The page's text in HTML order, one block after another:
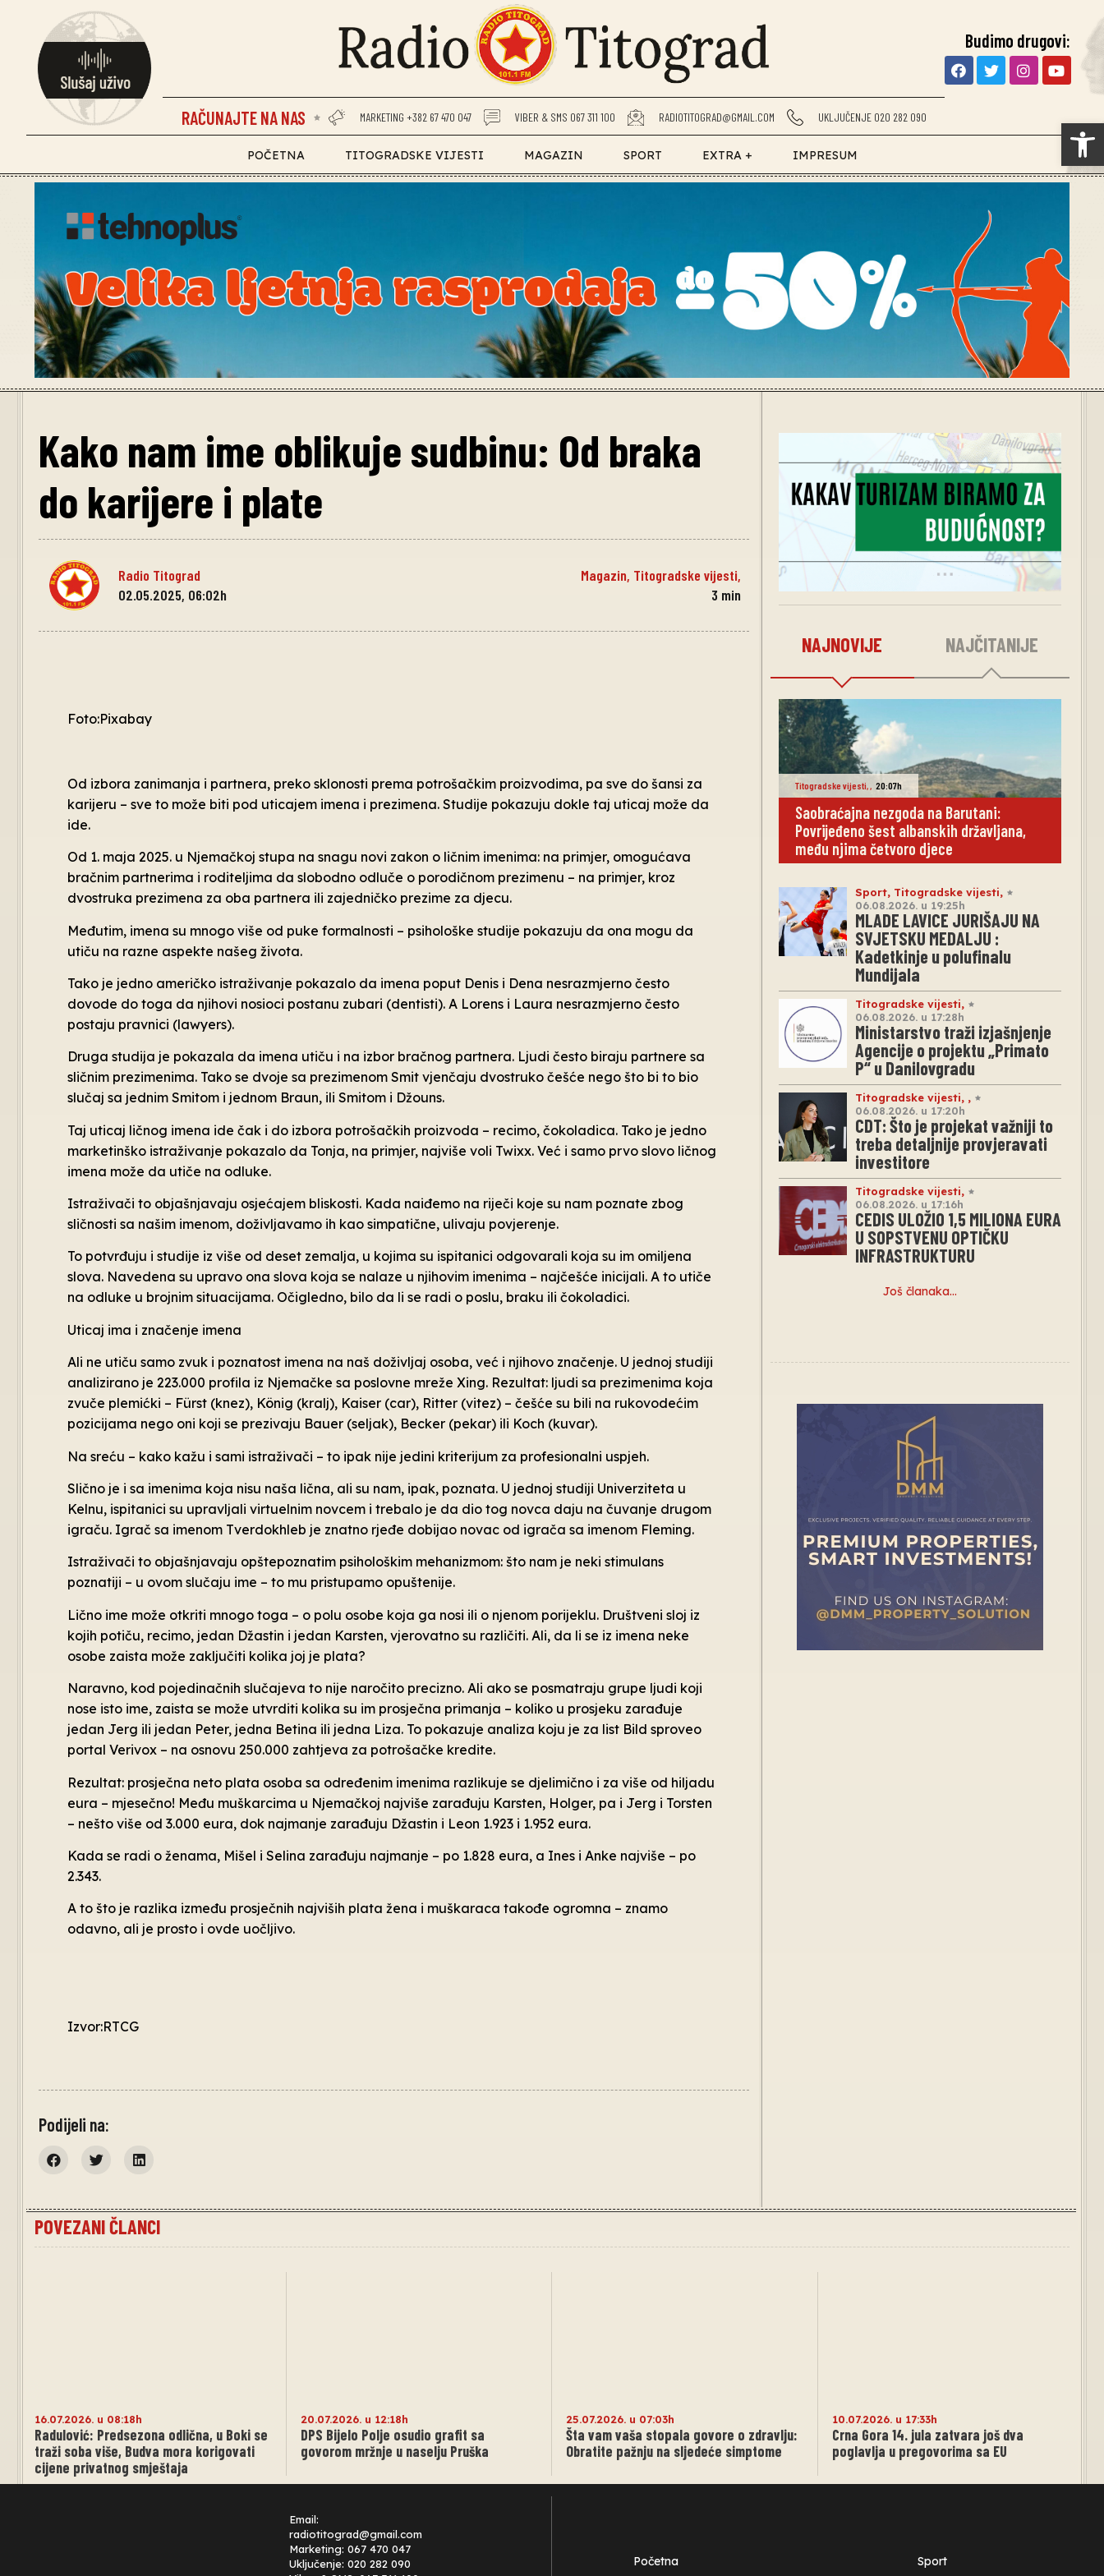
RAČUNAJTE NA NAS MARKETING +382 67 470 047 VIBER & SMS 067 311 100 RADIOTITOGRAD@GMAIL.COM UKLJUČENJE 020 282 090
Budimo drugovi:
POČETNA TITOGRADSKE VIJESTI MAGAZIN SPORT EXTRA + IMPRESUM
Kako nam ime oblikuje sudbinu: Od braka
do karijere i plate
Radio Titograd Magazin, Titogradske vijesti,
02.05.2025, 06:02h
3 min
Foto:Pixabay
Od izbora zanimanja i partnera, preko sklonosti prema potrošačkim proizvodima, pa sve do šansi za
karijeru – sve to može biti pod uticajem imena i prezimena. Studije pokazuju dokle taj uticaj može da
ide.
Od 1. maja 2025. u Njemačkoj stupa na snagu novi zakon o ličnim imenima: na primjer, omogućava
bračnim partnerima i roditeljima da slobodno odluče o porodičnom prezimenu – na primjer, kroz
dvostruka prezimena za oba partnera ili zajedničko prezime za djecu.
Međutim, imena su mnogo više od puke formalnosti – psihološke studije pokazuju da ona mogu da
utiču na razne aspekte našeg života.
Tako je jedno američko istraživanje pokazalo da imena poput Denis i Dena nesrazmjerno često
dovode do toga da njihovi nosioci postanu zubari (dentisti). A Lorens i Laura nesrazmjerno često
postaju pravnici (lawyers).
Druga studija je pokazala da imena utiču i na izbor bračnog partnera. Ljudi često biraju partnere sa
sličnim prezimenima. Tako se dvoje sa prezimenom Smit vjenčaju dvostruko češće nego što bi to bio
slučaj sa jednim Smitom i jednom Braun, ili Smitom i Džouns.
Taj uticaj ličnog imena ide čak i do izbora potrošačkih proizvoda – recimo, čokoladica. Tako je jedno
marketinško istraživanje pokazalo da Tonja, na primjer, najviše voli Twixx. Već i samo prvo slovo ličnog
imena može da utiče na odluke.
Istraživači to objašnjavaju osjećajem bliskosti. Kada naiđemo na riječi koje su nam poznate zbog
sličnosti sa našim imenom, doživljavamo ih kao simpatične, ulivaju povjerenje.
To potvrđuju i studije iz više od deset zemalja, u kojima su ispitanici odgovarali koja su im omiljena
slova. Navedena su upravo ona slova koja se nalaze u njihovim imenima – najčešće inicijali. A to utiče
na odluke u brojnim situacijama. Očigledno, bilo da li se radi o poslu, braku ili čokoladici.
Uticaj ima i značenje imena
Ali ne utiču samo zvuk i poznatost imena na naš doživljaj osoba, već i njihovo značenje. U jednoj studiji
analizirano je 223.000 profila iz Njemačke sa poslovne mreže Xing. Rezultat: ljudi sa prezimenima koja
zvuče plemićki – Fürst (knez), König (kralj), Kaiser (car), Ritter (vitez) – češće su bili na rukovodećim
pozicijama nego oni koji se prezivaju Bauer (seljak), Becker (pekar) ili Koch (kuvar).
Na sreću – kako kažu i sami istraživači – to ipak nije jedini kriterijum za profesionalni uspjeh.
Slično je i sa imenima koja nisu naša lična, ali su nam, ipak, poznata. U jednoj studiji Univerziteta u
Kelnu, ispitanici su upravljali virtuelnim novcem i trebalo je da dio tog novca daju na čuvanje drugom
igraču. Igrač sa imenom Tverdokhleb je znatno rjeđe dobijao novac od igrača sa imenom Fleming.
Istraživači to objašnjavaju opštepoznatim psihološkim mehanizmom: što nam je neki stimulans
poznatiji – u ovom slučaju ime – to mu pristupamo opuštenije.
Lično ime može otkriti mnogo toga – o polu osobe koja ga nosi ili o njenom porijeklu. Društveni sloj iz
kojih potiču, recimo, jedan Džastin i jedan Karsten, vjerovatno su različiti. Ali, da li se iz imena neke
osobe zaista može zaključiti kolika joj je plata?
Naravno, kod pojedinačnih slučajeva to nije naročito precizno. Ali ako se posmatraju grupe ljudi koji
nose isto ime, zaista se može utvrditi kolika su im prosječna primanja – koliko u prosjeku zarađuje
jedan Jerg ili jedan Peter, jedna Betina ili jedna Liza. To pokazuje analiza koju je za list Bild sproveo
portal Verivox – na osnovu 250.000 zahtjeva za potrošačke kredite.
Rezultat: prosječna neto plata osoba sa određenim imenima razlikuje se djelimično i za više od hiljadu
eura – mjesečno! Među muškarcima u Njemačkoj najviše zarađuju Karsten, Holger, pa i Jerg i Torsten
– nešto više od 3.000 eura, dok najmanje zarađuju Džastin i Leon 1.923 i 1.952 eura.
Kada se radi o ženama, Mišel i Selina zarađuju najmanje – po 1.828 eura, a Ines i Anke najviše – po
2.343.
A to što je razlika između prosječnih najviših plata žena i muškaraca takođe ogromna – znamo
odavno, ali je prosto i ovde uočljivo.
Izvor:RTCG
Podijeli na:
NAJNOVIJE NAJČITANIJE
Titogradske vijesti,, 20:07h
Saobraćajna nezgoda na Barutani:
Povrijeđeno šest albanskih državljana,
među njima četvoro djece
Sport, Titogradske vijesti,
06.08.2026. u 19:25h
MLADE LAVICE JURIŠAJU NA
SVJETSKU MEDALJU :
Kadetkinje u polufinalu
Mundijala
Titogradske vijesti,
06.08.2026. u 17:28h
Ministarstvo traži izjašnjenje
Agencije o projektu „Primato
P“ u Danilovgradu
Titogradske vijesti, ,
06.08.2026. u 17:20h
CDT: Što je projekat važniji to
treba detaljnije provjeravati
investitore
Titogradske vijesti,
06.08.2026. u 17:16h
CEDIS ULOŽIO 1,5 MILIONA EURA
U SOPSTVENU OPTIČKU
INFRASTRUKTURU
Još članaka…
POVEZANI ČLANCI
16.07.2026. u 08:18h
Radulović: Predsezona odlična, u Boki se
traži soba više, Budva mora korigovati
cijene privatnog smještaja
20.07.2026. u 12:18h
DPS Bijelo Polje osudio grafit sa
govorom mržnje u naselju Pruška
25.07.2026. u 07:03h
Šta vam vaša stopala govore o zdravlju:
Obratite pažnju na sljedeće simptome
10.07.2026. u 17:33h
Crna Gora 14. jula zatvara još dva
poglavlja u pregovorima sa EU
Email:
radiotitograd@gmail.com
Marketing: 067 470 047
Uključenje: 020 282 090
Početna Sport